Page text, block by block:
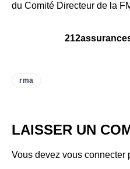
du Comité Directeur de la
rma
LAISSER UN
Vous devez vous connecter